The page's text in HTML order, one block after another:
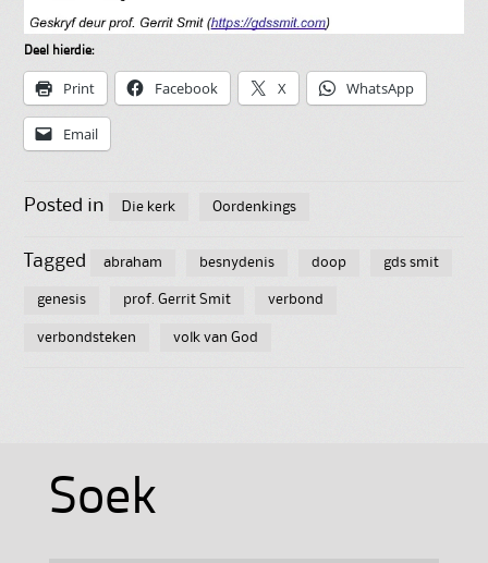
Deel hierdie:
Print Facebook X WhatsApp
Email
Posted in Die kerk Oordenkings
Tagged abraham besnydenis doop gds smit
genesis prof. Gerrit Smit verbond
verbondsteken volk van God
Soek